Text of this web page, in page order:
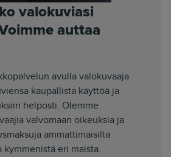
valokuviasi
auttaa
avulla valokuvaaja
kaupallista käyttöä ja
helposti. Olemme
valvomaan oikeuksia ja
ammattimaisilta
eri maista.